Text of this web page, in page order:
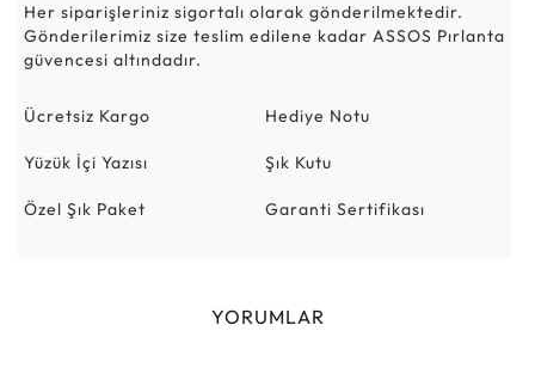
Her siparişleriniz sigortalı olarak gönderilmektedir.
Gönderilerimiz size teslim edilene kadar ASSOS Pırlanta
güvencesi altındadır.
Ücretsiz Kargo Hediye Notu
Yüzük İçi Yazısı Şık Kutu
Özel Şık Paket Garanti Sertifikası
YORUMLAR